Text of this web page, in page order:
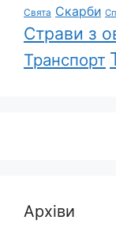
Свята Скарби
Страви з
Транспорт
Архіви